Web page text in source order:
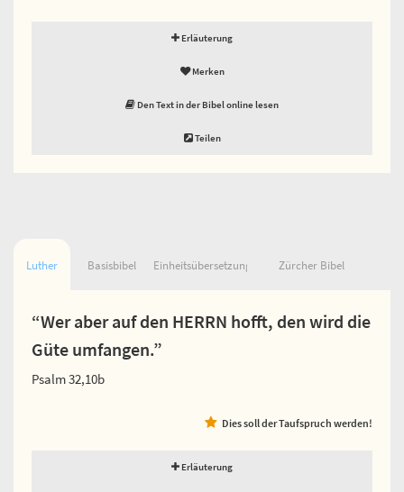
Erläuterung
Merken
Den Text in der Bibel online lesen
Teilen
Luther Basisbibel Einheitsübersetzung Zürcher Bibel
“Wer aber auf den HERRN hofft, den wird die
Güte umfangen.”
Psalm 32,10b
Dies soll der Taufspruch werden!
Erläuterung